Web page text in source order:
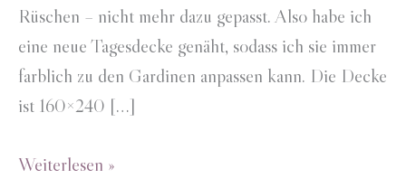
Rüschen – nicht mehr dazu gepasst. Also habe ich
eine neue Tagesdecke genäht, sodass ich sie immer
farblich zu den Gardinen anpassen kann. Die Decke
ist 160×240 […]
Tagesdecke
Weiterlesen »